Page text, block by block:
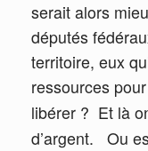
serait alors
députés
territoire, eux
ressources
libérer ? Et là
d’argent.
Ou